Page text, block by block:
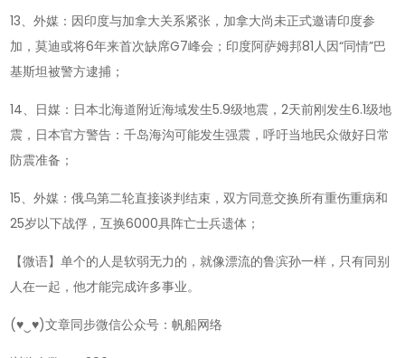
13、外媒：因印度与加拿大关系紧张，加拿大尚未正式邀请印度参
加，莫迪或将6年来首次缺席G7峰会；印度阿萨姆邦81人因“同情”巴
基斯坦被警方逮捕；
14、日媒：日本北海道附近海域发生5.9级地震，2天前刚发生6.1级地
震，日本官方警告：千岛海沟可能发生强震，呼吁当地民众做好日常
防震准备；
15、外媒：俄乌第二轮直接谈判结束，双方同意交换所有重伤重病和
25岁以下战俘，互换6000具阵亡士兵遗体；
【微语】单个的人是软弱无力的，就像漂流的鲁滨孙一样，只有同别
人在一起，他才能完成许多事业。
(♥‿♥)文章同步微信公众号：帆船网络